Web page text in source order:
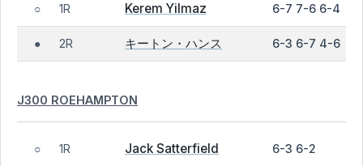
○ 1R Kerem Yilmaz 6-7 7-6 6-4
● 2R キートン・ハンス 6-3 6-7 4-6
J300 ROEHAMPTON
○ 1R Jack Satterfield 6-3 6-2